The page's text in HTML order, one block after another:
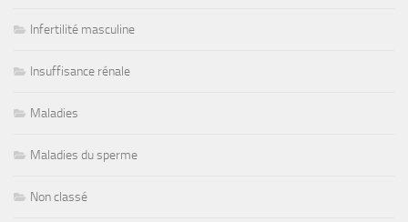
Infertilité masculine
Insuffisance rénale
Maladies
Maladies du sperme
Non classé